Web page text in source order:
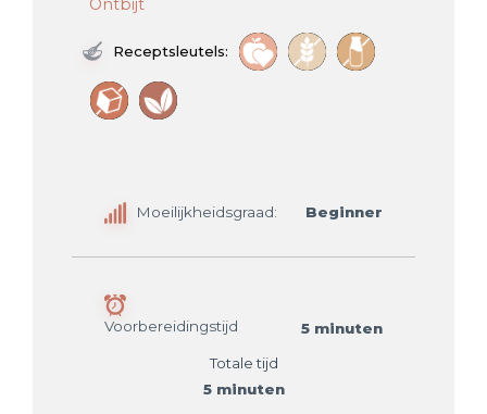
Ontbijt
Receptsleutels:
Moeilijkheidsgraad: Beginner
Voorbereidingstijd
5 minuten
Totale tijd
5 minuten